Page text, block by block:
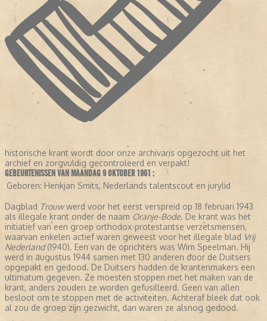
historische krant wordt door onze archivaris opgezocht uit het
archief en zorgvuldig gecontroleerd en verpakt!
GEBEURTENISSEN VAN MAANDAG 9 OKTOBER 1961 :
Geboren: Henkjan Smits, Nederlands talentscout en jurylid
Dagblad Trouwwerd voor het eerst verspreid op 18 februari 1943
als illegale krant onder de naam Oranje-Bode. De krant was het
initiatief van een groep orthodox-protestantse verzetsmensen,
waarvan enkelen actief waren geweest voor het illegale blad Vrij
Nederland(1940). Een van de oprichters was Wim Speelman. Hij
werd in augustus 1944 samen met 130 anderen door de Duitsers
opgepakt en gedood. De Duitsers hadden de krantenmakers een
ultimatum gegeven. Ze moesten stoppen met het maken van de
krant, anders zouden ze worden gefusilleerd. Geen van allen
besloot om te stoppen met de activiteiten. Achteraf bleek dat ook
al zou de groep zijn gezwicht, dan waren ze alsnog gedood.